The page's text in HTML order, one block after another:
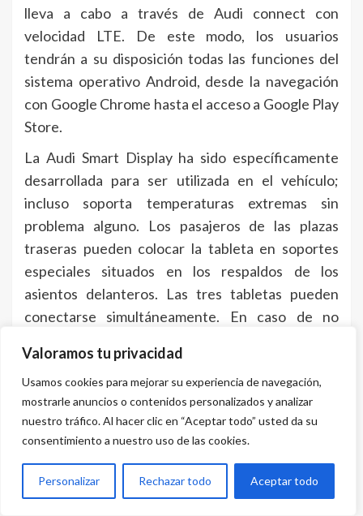
Valoramos tu privacidad
Usamos cookies para mejorar su experiencia de navegación,
mostrarle anuncios o contenidos personalizados y analizar
nuestro tráfico. Al hacer clic en “Aceptar todo” usted da su
consentimiento a nuestro uso de las cookies.
Personalizar Rechazar todo Aceptar todo
lleva a cabo a través de Audi connect con
velocidad LTE. De este modo, los usuarios
tendrán a su disposición todas las funciones del
sistema operativo Android, desde la navegación
con Google Chrome hasta el acceso a Google Play
Store.
La Audi Smart Display ha sido específicamente
desarrollada para ser utilizada en el vehículo;
incluso soporta temperaturas extremas sin
problema alguno. Los pasajeros de las plazas
traseras pueden colocar la tableta en soportes
especiales situados en los respaldos de los
asientos delanteros. Las tres tabletas pueden
conectarse simultáneamente. En caso de no
pueden guardarlas en sus compartimentos, unas
ranuras situadas entre los asientos, donde
también se cargan; el acompañante la puede
colocar en la guantera.
En cada uno de los reposacabezas de los asientos
individuales se han integrado dos altavoces del